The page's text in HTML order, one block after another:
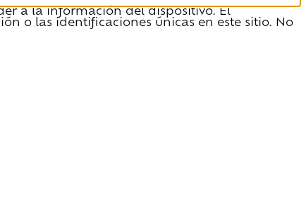
a la información del dispositivo. El
o las identificaciones únicas en este sitio. No